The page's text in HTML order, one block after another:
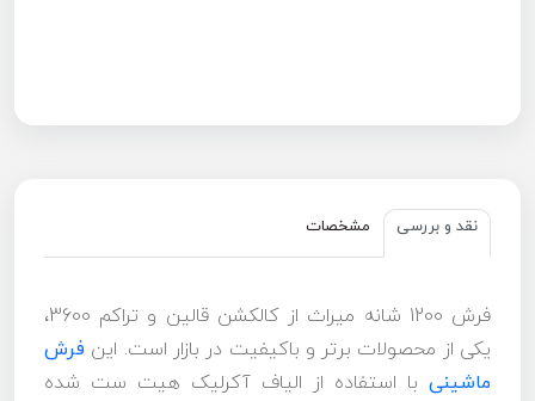
نقد و بررسی مشخصات
فرش 1200 شانه میراث از کالکشن قالین و تراکم 3600،
یکی از محصولات برتر و باکیفیت در بازار است. این فرش
ماشینی با استفاده از الیاف آکرلیک هیت ست شده